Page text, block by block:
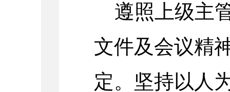
遵照上级主
文件及会议精
定。坚持以人